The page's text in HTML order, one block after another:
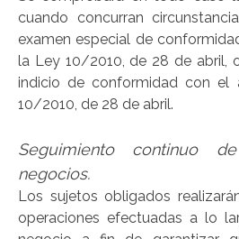
cuando concurran
examen especial de
la Ley 10/2010, de 28 de abril,
indicio de conformidad con el
10/2010, de 28 de abril.
Seguimiento continuo
negocios.
Los sujetos obligados
operaciones efectuadas a lo